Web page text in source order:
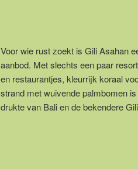
Voor wie rust zoekt is Gili Asahan
aanbod. Met slechts een paar
en restaurantjes, kleurrijk koraal
strand met wuivende palmbomen
drukte van Bali en de bekendere